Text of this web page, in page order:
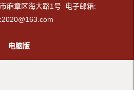
麻章区海大路1号 电子邮箱:
电脑版